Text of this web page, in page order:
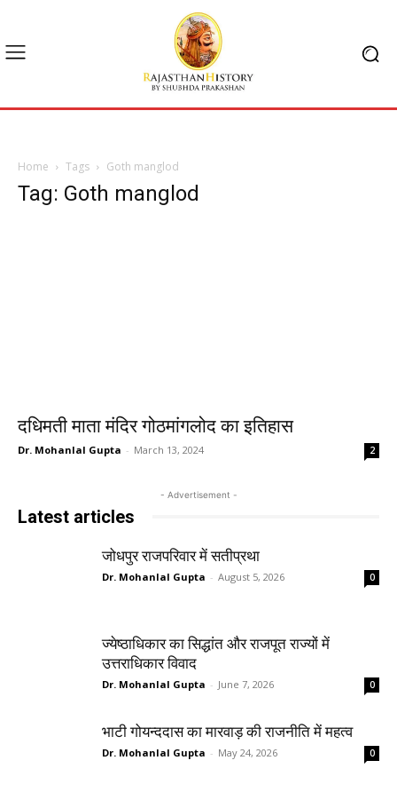
Home Tags Goth manglod
Tag: Goth manglod
दधिमती माता मंदिर गोठमांगलोद का इतिहास
Dr. Mohanlal Gupta - March 13, 2024 2
- Advertisement -
Latest articles
जोधपुर राजपरिवार में सतीप्रथा
Dr. Mohanlal Gupta - August 5, 2026 0
ज्येष्ठाधिकार का सिद्धांत और राजपूत राज्यों में
उत्तराधिकार विवाद
Dr. Mohanlal Gupta - June 7, 2026 0
भाटी गोयन्ददास का मारवाड़ की राजनीति में महत्व
Dr. Mohanlal Gupta - May 24, 2026 0